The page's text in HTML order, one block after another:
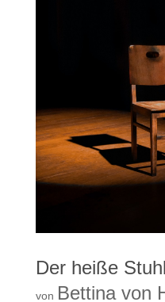
Der heiße Stuhl
von Bettina von